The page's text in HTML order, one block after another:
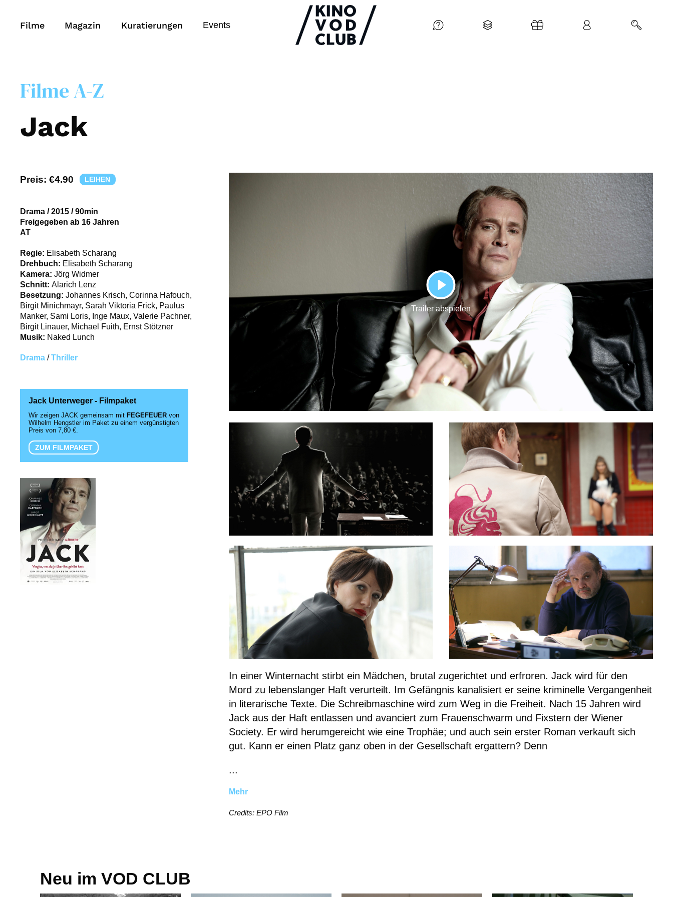
Suche
Filme Magazin Kuratierungen Events
Filme A-Z
Jack
Preis: €4.90 LEIHEN
PLAY
Trailer abspielen
Drama /2015 /90min
Freigegeben ab 16 Jahren
AT
Regie: Elisabeth Scharang
Drehbuch: Elisabeth Scharang
Kamera: Jörg Widmer
Schnitt: Alarich Lenz
Besetzung: Johannes Krisch, Corinna Hafouch,
Birgit Minichmayr, Sarah Viktoria Frick, Paulus
Manker, Sami Loris, Inge Maux, Valerie Pachner,
Birgit Linauer, Michael Fuith, Ernst Stötzner
Musik: Naked Lunch
Drama /Thriller
Jack Unterweger - Filmpaket
Wir zeigen JACK gemeinsam mit FEGEFEUER von
Wilhelm Hengstler im Paket zu einem vergünstigten
Preis von 7,80 €.
ZUM FILMPAKET
In einer Winternacht stirbt ein Mädchen, brutal zugerichtet und erfroren. Jack wird für den
Mord zu lebenslanger Haft verurteilt. Im Gefängnis kanalisiert er seine kriminelle Vergangenheit
in literarische Texte. Die Schreibmaschine wird zum Weg in die Freiheit. Nach 15 Jahren wird
Jack aus der Haft entlassen und avanciert zum Frauenschwarm und Fixstern der Wiener
Society. Er wird herumgereicht wie eine Trophäe; und auch sein erster Roman verkauft sich
gut. Kann er einen Platz ganz oben in der Gesellschaft ergattern? Denn
...
Mehr
Credits: EPO Film
Neu im VOD CLUB